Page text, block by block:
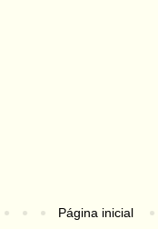
Página inicial